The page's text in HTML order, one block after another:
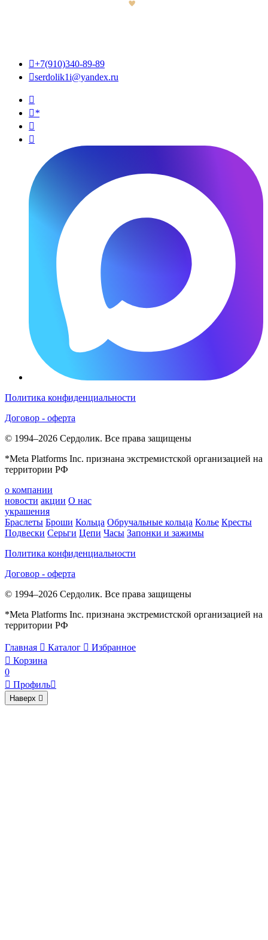
+7(910)340-89-89
serdolik1i@yandex.ru

*


Политика конфиденциальности
Договор - оферта
© 1994–2026 Сердолик. Все права защищены
*Meta Platforms Inc. признана экстремистской организацией на
территории РФ
о компании
новости акции О нас
украшения
Браслеты Броши Кольца Обручальные кольца Колье Кресты
Подвески Серьги Цепи Часы Запонки и зажимы
Политика конфиденциальности
Договор - оферта
© 1994–2026 Сердолик. Все права защищены
*Meta Platforms Inc. признана экстремистской организацией на
территории РФ
Главная  Каталог  Избранное
 Корзина
0
 Профиль
Наверх 